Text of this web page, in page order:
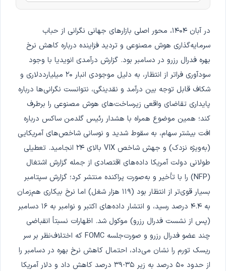
در آبان ۱۴۰۴، محور اصلی بازارهای جهانی نگرانی از حباب
سرمایه‌گذاری هوش مصنوعی و تردید فزاینده درباره کاهش نرخ
بهره فدرال رزرو در دسامبر بود. گزارش درآمدی انویدیا با وجود
سودآوری فراتر از انتظار، به دلیل موجودی انبار ۲۰ میلیارددلاری و
شکاف قابل توجه بین درآمد و نقدینگی، نتوانست نگرانی‌ها درباره
پایداری تقاضای واقعی زیرساخت‌های هوش مصنوعی را برطرف
کند؛ همین موضوع همراه با هشدار رئیس گلدمن ساکس درباره
افت بیشتر سهام، به سقوط شدید و نوسانی شاخص‌های آمریکایی
(به‌ویژه نزدک) و جهش شاخص VIX بالای ۲۴ انجامید. تعطیلی
طولانی دولت آمریکا داده‌های اقتصادی از جمله گزارش اشتغال
(NFP) را با تأخیر و به‌صورت پراکنده منتشر کرد؛ گزارش سپتامبر
بسیار قوی‌تر از انتظار بود (۱۱۹ هزار شغل) اما نرخ بیکاری هم‌زمان
به ۴.۴ درصد رسید، و انتشار داده‌های اکتبر و نوامبر به ۱۶ دسامبر
(پس از نشست فدرال رزرو) موکول شد. اظهارات نسبتاً انقباضی
چند عضو فدرال رزرو و صورت‌جلسه FOMC که اختلاف‌نظر بر سر
ریسک تورم را نشان می‌داد، احتمال کاهش نرخ بهره در دسامبر را
از حدود ۵۰ درصد به زیر ۳۵-۳۹ درصد کاهش داد و دلار آمریکا